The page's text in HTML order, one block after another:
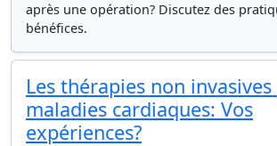
après une opération? Discutez des
bénéfices.
Les thérapies non
maladies cardiaques: Vos
expériences?